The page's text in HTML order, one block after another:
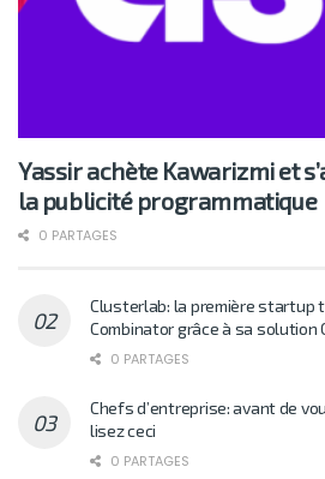
Yassir achète Kawarizmi et
la publicité programmatique
0 PARTAGES
Clusterlab: la première startup
Combinator grâce à sa solution
0 PARTAGES
Chefs d’entreprise: avant de
lisez ceci
0 PARTAGES